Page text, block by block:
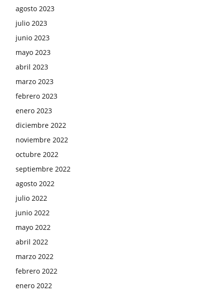
agosto 2023
julio 2023
junio 2023
mayo 2023
abril 2023
marzo 2023
febrero 2023
enero 2023
diciembre 2022
noviembre 2022
octubre 2022
septiembre 2022
agosto 2022
julio 2022
junio 2022
mayo 2022
abril 2022
marzo 2022
febrero 2022
enero 2022